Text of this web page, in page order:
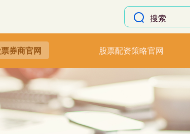
券商官网 股票配资策略官网